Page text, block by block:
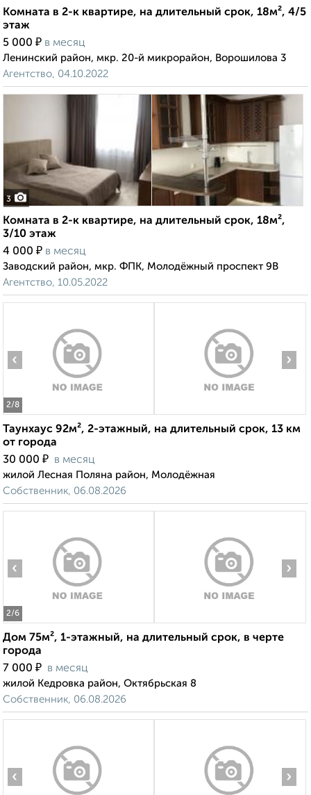
Комната в 2-к квартире, на длительный срок, 18м², 4/5
этаж
5 000 ₽ в месяц
Ленинский район, мкр. 20-й микрорайон, Ворошилова 3
Агентство, 04.10.2022
3
Комната в 2-к квартире, на длительный срок, 18м²,
3/10 этаж
4 000 ₽ в месяц
Заводский район, мкр. ФПК, Молодёжный проспект 9В
Агентство, 10.05.2022
2/8
‹ ›
Таунхаус 92м², 2-этажный, на длительный срок, 13 км
от города
30 000 ₽ в месяц
жилой Лесная Поляна район, Молодёжная
Собственник, 06.08.2026
2/6
‹ ›
Дом 75м², 1-этажный, на длительный срок, в черте
города
7 000 ₽ в месяц
жилой Кедровка район, Октябрьская 8
Собственник, 06.08.2026
‹ ›